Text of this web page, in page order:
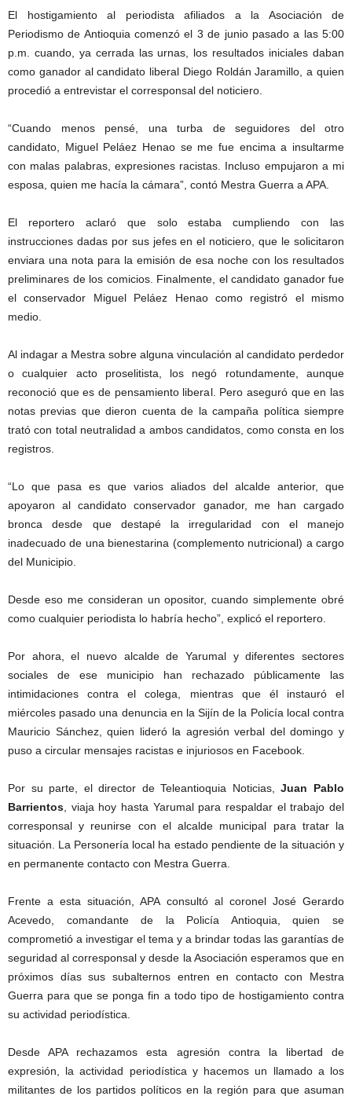
El hostigamiento al periodista afiliados a la Asociación de
Periodismo de Antioquia comenzó el 3 de junio pasado a las 5:00
p.m. cuando, ya cerrada las urnas, los resultados iniciales daban
como ganador al candidato liberal Diego Roldán Jaramillo, a quien
procedió a entrevistar el corresponsal del noticiero.
“Cuando menos pensé, una turba de seguidores del otro
candidato, Miguel Peláez Henao se me fue encima a insultarme
con malas palabras, expresiones racistas. Incluso empujaron a mi
esposa, quien me hacía la cámara”, contó Mestra Guerra a APA.
El reportero aclaró que solo estaba cumpliendo con las
instrucciones dadas por sus jefes en el noticiero, que le solicitaron
enviara una nota para la emisión de esa noche con los resultados
preliminares de los comicios. Finalmente, el candidato ganador fue
el conservador Miguel Peláez Henao como registró el mismo
medio.
Al indagar a Mestra sobre alguna vinculación al candidato perdedor
o cualquier acto proselitista, los negó rotundamente, aunque
reconoció que es de pensamiento liberal. Pero aseguró que en las
notas previas que dieron cuenta de la campaña política siempre
trató con total neutralidad a ambos candidatos, como consta en los
registros.
“Lo que pasa es que varios aliados del alcalde anterior, que
apoyaron al candidato conservador ganador, me han cargado
bronca desde que destapé la irregularidad con el manejo
inadecuado de una bienestarina (complemento nutricional) a cargo
del Municipio.
Desde eso me consideran un opositor, cuando simplemente obré
como cualquier periodista lo habría hecho”, explicó el reportero.
Por ahora, el nuevo alcalde de Yarumal y diferentes sectores
sociales de ese municipio han rechazado públicamente las
intimidaciones contra el colega, mientras que él instauró el
miércoles pasado una denuncia en la Sijín de la Policía local contra
Mauricio Sánchez, quien lideró la agresión verbal del domingo y
puso a circular mensajes racistas e injuriosos en Facebook.
Por su parte, el director de Teleantioquia Noticias,Juan Pablo
Barrientos , viaja hoy hasta Yarumal para respaldar el trabajo del
corresponsal y reunirse con el alcalde municipal para tratar la
situación. La Personería local ha estado pendiente de la situación y
en permanente contacto con Mestra Guerra.
Frente a esta situación, APA consultó al coronel José Gerardo
Acevedo, comandante de la Policía Antioquia, quien se
comprometió a investigar el tema y a brindar todas las garantías de
seguridad al corresponsal y desde la Asociación esperamos que en
próximos días sus subalternos entren en contacto con Mestra
Guerra para que se ponga fin a todo tipo de hostigamiento contra
su actividad periodística.
Desde APA rechazamos esta agresión contra la libertad de
expresión, la actividad periodística y hacemos un llamado a los
militantes de los partidos políticos en la región para que asuman